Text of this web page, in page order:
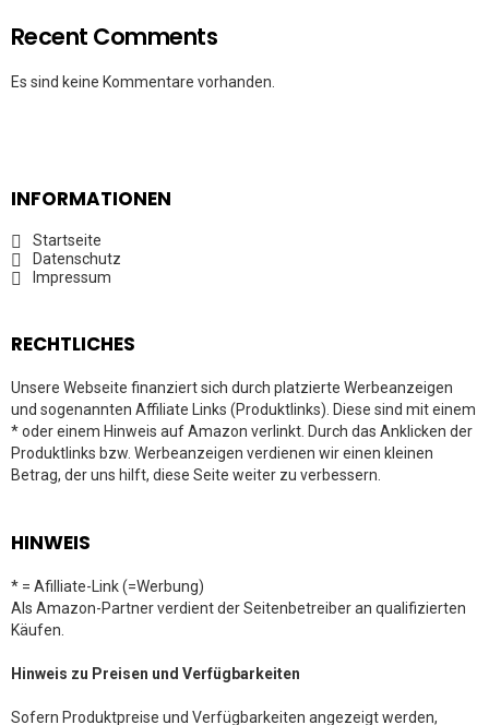
Recent Comments
Es sind keine Kommentare vorhanden.
INFORMATIONEN
Startseite
Datenschutz
Impressum
RECHTLICHES
Unsere Webseite finanziert sich durch platzierte Werbeanzeigen
und sogenannten Affiliate Links (Produktlinks). Diese sind mit einem
* oder einem Hinweis auf Amazon verlinkt. Durch das Anklicken der
Produktlinks bzw. Werbeanzeigen verdienen wir einen kleinen
Betrag, der uns hilft, diese Seite weiter zu verbessern.
HINWEIS
* = Afilliate-Link (=Werbung)
Als Amazon-Partner verdient der Seitenbetreiber an qualifizierten
Käufen.
Hinweis zu Preisen und Verfügbarkeiten
Sofern Produktpreise und Verfügbarkeiten angezeigt werden,